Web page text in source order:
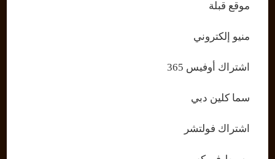
موقع قبلة
منيو إلكتروني
اشتراك أوفيس 365
سما كلين دبي
اشتراك فولتشر